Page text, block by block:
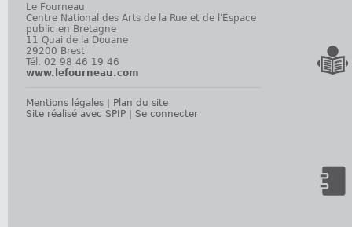
Le Fourneau
Centre National des Arts de la Rue et de l'Espace
public en Bretagne
11 Quai de la Douane
29200 Brest
Tél. 02 98 46 19 46
www.lefourneau.com
Mentions légales
Plan du site
Site réalisé avec SPIP
Se connecter